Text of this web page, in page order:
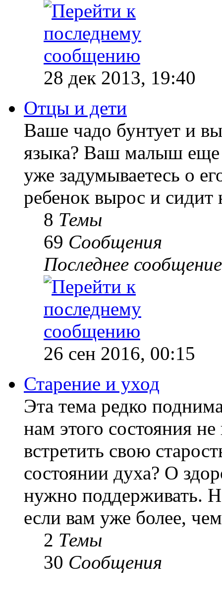
28 дек 2013, 19:40
Отцы и дети
Ваше чадо бунтует и
языка? Ваш малыш еще
уже задумываетесь о
ребенок вырос и сидит
8 Темы
69 Сообщения
Последнее сообщение
26 сен 2016, 00:15
Старение и уход
Эта тема редко
нам этого состояния
встретить свою
состоянии духа? О
нужно поддерживать.
если вам уже более,
2 Темы
30 Сообщения